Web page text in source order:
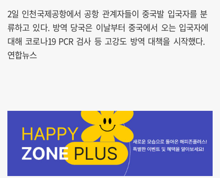
2일 인천국제공항에서 공항 관계자들이 중국발 입국자를 분
류하고 있다. 방역 당국은 이날부터 중국에서 오는 입국자에
대해 코로나19 PCR 검사 등 고강도 방역 대책을 시작했다.
연합뉴스